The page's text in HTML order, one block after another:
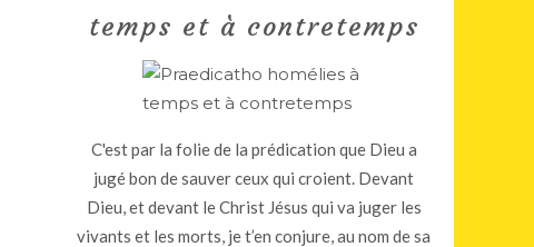
temps et à contretemps
C'est par la folie de la prédication que Dieu a
jugé bon de sauver ceux qui croient. Devant
Dieu, et devant le Christ Jésus qui va juger les
vivants et les morts, je t’en conjure, au nom de sa